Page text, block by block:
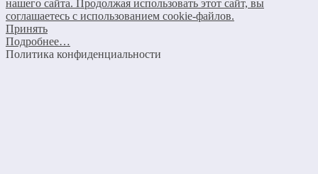
нашего сайта. Продолжая использовать этот сайт, вы
соглашаетесь с использованием cookie-файлов.
Принять
Подробнее…
Политика конфиденциальности